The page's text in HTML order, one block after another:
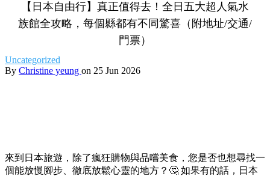
【日本自由行】真正值得去！全日五大超人氣水
族館全攻略，每個縣都有不同驚喜（附地址/交通/
門票）
Uncategorized
By Christine yeung on 25 Jun 2026
來到日本旅遊， 除了瘋狂購物與品嚐美食， 您是否也想尋找一
個能放慢腳步、 徹底放鬆心靈的地方？🤔 如果有的話， 日本